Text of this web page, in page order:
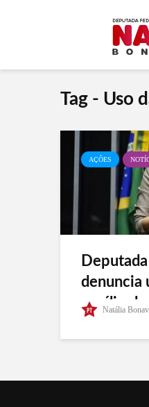
Tag - Uso
AÇÕES
denuncia
auxílio
Natália